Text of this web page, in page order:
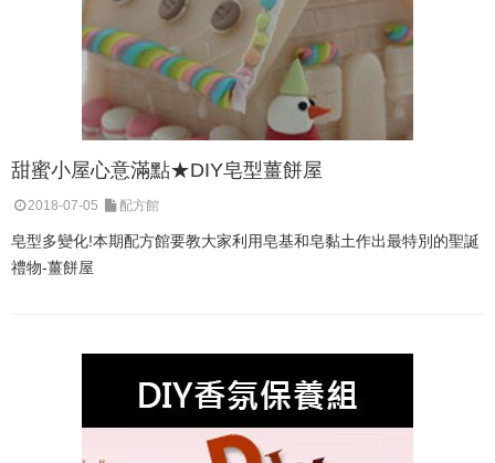
甜蜜小屋心意滿點★DIY皂型薑餅屋
2018-07-05 配方館
皂型多變化!本期配方館要教大家利用皂基和皂黏土作出最特別的聖誕
禮物-薑餅屋